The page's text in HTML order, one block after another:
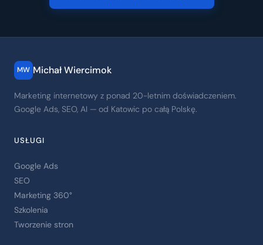
MW Michał Wiercimok
Marketing internetowy z ponad 20-letnim doświadczeniem.
Google Ads, SEO, AI — od Katowic po całą Polskę.
USŁUGI
Google Ads
SEO
Marketing 360°
Szkolenia
Tworzenie stron